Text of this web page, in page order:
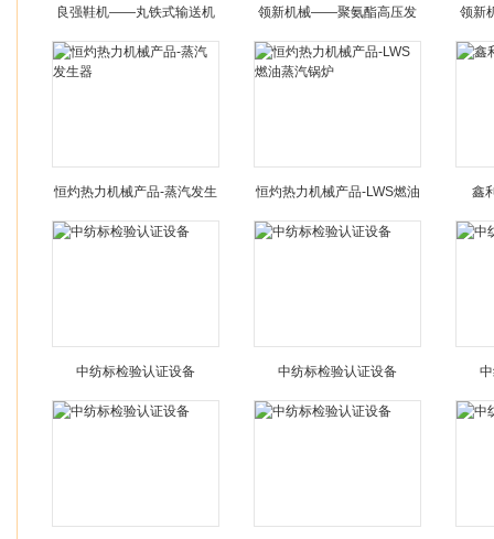
良强鞋机——丸铁式输送机 领新机械——聚氨酯高压发
泡机
领新
恒灼热力机械产品-蒸汽发生
器
恒灼热力机械产品-LWS燃油
蒸汽锅炉
鑫
中纺标检验认证设备 中纺标检验认证设备